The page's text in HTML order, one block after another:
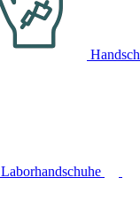
Laborhandschuhe